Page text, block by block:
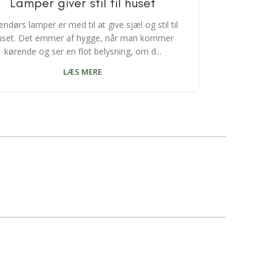
lamper er med til at give sjæl og stil til
Det emmer af hygge, når man kommer
kørende og ser en flot belysning, om d...
LÆS MERE